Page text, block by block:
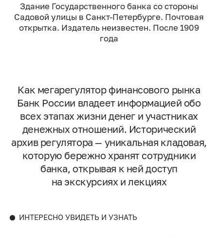
Здание Государственного банка со стороны
Садовой улицы в Санкт-Петербурге. Почтовая
открытка. Издатель неизвестен. После 1909
года
Как мегарегулятор финансового рынка
Банк России владеет информацией обо
всех этапах жизни денег и участниках
денежных отношений. Исторический
архив регулятора — уникальная кладовая,
которую бережно хранят сотрудники
банка, открывая к ней доступ
на экскурсиях и лекциях
ИНТЕРЕСНО УВИДЕТЬ И УЗНАТЬ